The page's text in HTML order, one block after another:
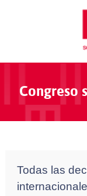
Congreso
Todas las